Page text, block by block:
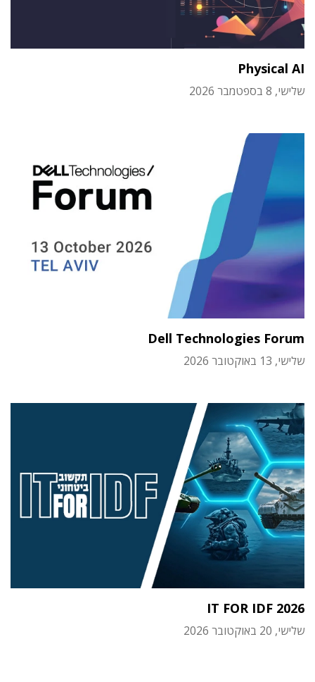
Physical AI
שלישי, 8 בספטמבר 2026
Dell Technologies Forum
שלישי, 13 באוקטובר 2026
IT FOR IDF 2026
שלישי, 20 באוקטובר 2026